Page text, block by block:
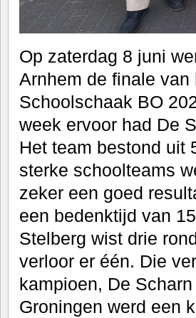
Op zaterdag 8 juni
Arnhem de finale
Schoolschaak BO
week ervoor had De
Het team bestond uit
sterke schoolteams
zeker een goed
een bedenktijd van
Stelberg wist drie
verloor er één. Die
kampioen, De
Groningen werd een